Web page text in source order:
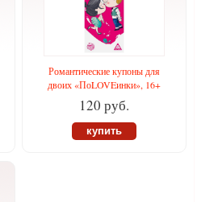
Романтические купоны для
двоих «ПоLOVEинки», 16+
120 руб.
купить